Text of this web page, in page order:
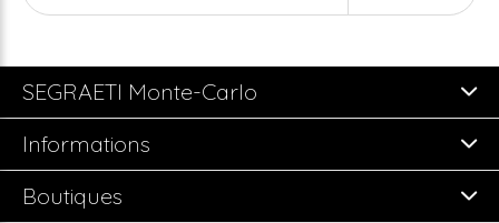
SEGRAETI Monte-Carlo
Informations
Boutiques